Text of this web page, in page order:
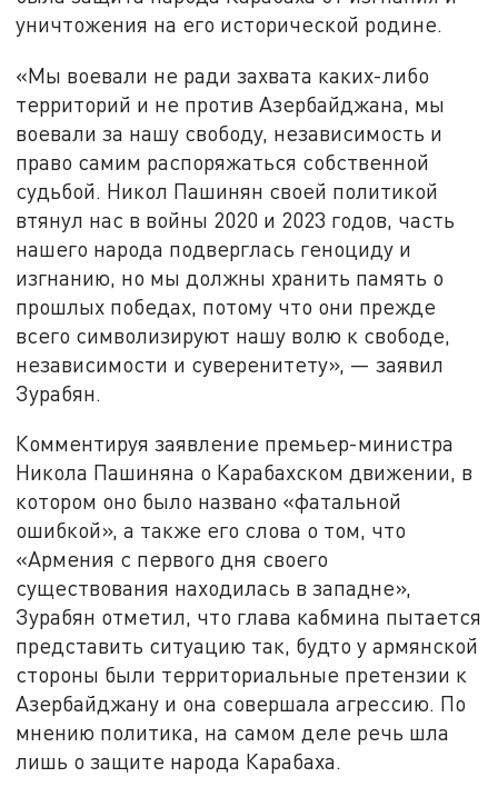
уничтожения на его исторической родине.
«Мы воевали не ради захвата каких-либо
территорий и не против Азербайджана, мы
воевали за нашу свободу, независимость и
право самим распоряжаться собственной
судьбой. Никол Пашинян своей политикой
втянул нас в войны 2020 и 2023 годов, часть
нашего народа подверглась геноциду и
изгнанию, но мы должны хранить память о
прошлых победах, потому что они прежде
всего символизируют нашу волю к свободе,
независимости и суверенитету», — заявил
Зурабян.
Комментируя заявление премьер-министра
Никола Пашиняна о Карабахском движении, в
котором оно было названо «фатальной
ошибкой», а также его слова о том, что
«Армения с первого дня своего
существования находилась в западне»,
Зурабян отметил, что глава кабмина пытается
представить ситуацию так, будто у армянской
стороны были территориальные претензии к
Азербайджану и она совершала агрессию. По
мнению политика, на самом деле речь шла
лишь о защите народа Карабаха.